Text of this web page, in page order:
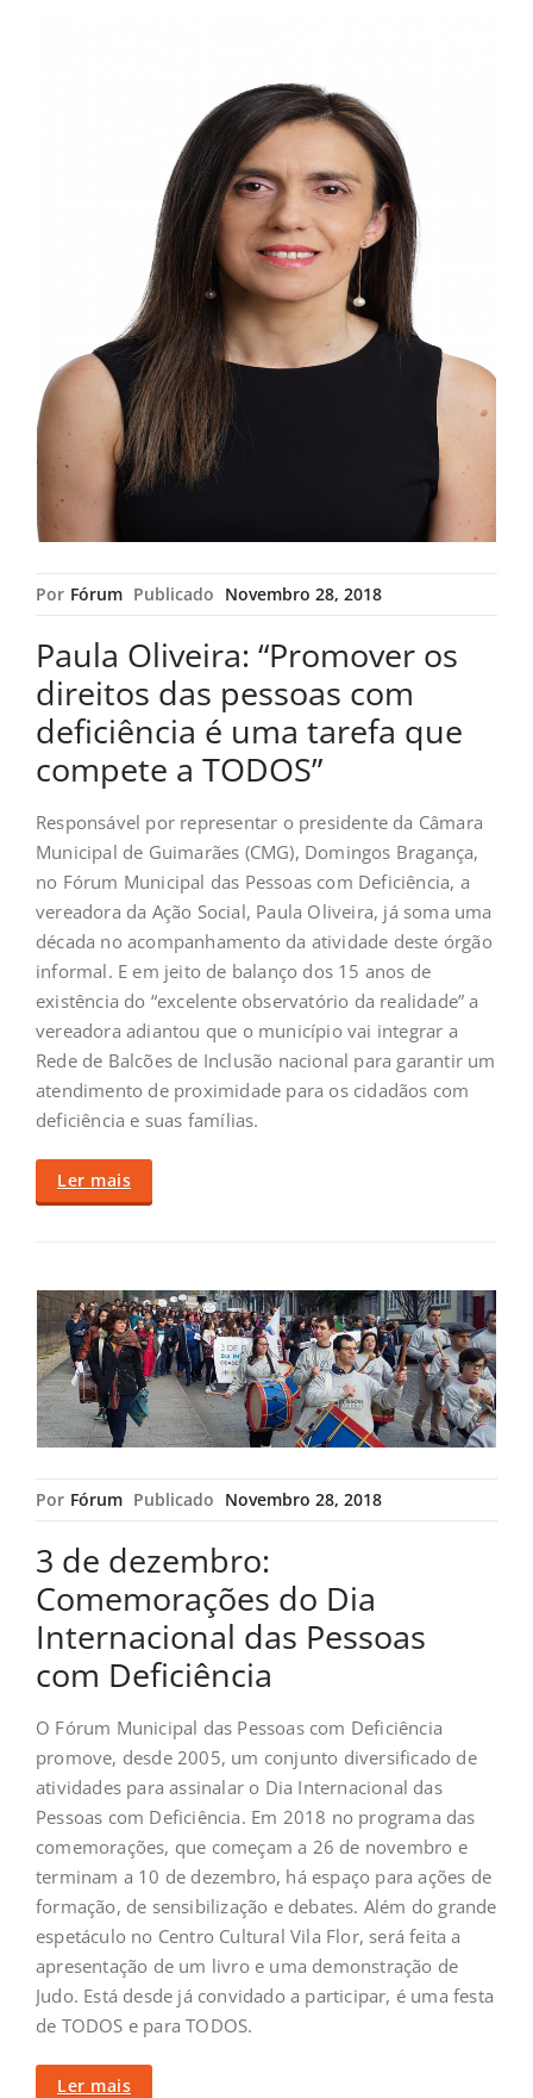
Por Fórum Publicado Novembro 28, 2018
Paula Oliveira: “Promover os
direitos das pessoas com
deficiência é uma tarefa que
compete a TODOS”
Responsável por representar o presidente da Câmara
Municipal de Guimarães (CMG), Domingos Bragança,
no Fórum Municipal das Pessoas com Deficiência, a
vereadora da Ação Social, Paula Oliveira, já soma uma
década no acompanhamento da atividade deste órgão
informal. E em jeito de balanço dos 15 anos de
existência do “excelente observatório da realidade” a
vereadora adiantou que o município vai integrar a
Rede de Balcões de Inclusão nacional para garantir um
atendimento de proximidade para os cidadãos com
deficiência e suas famílias.
Ler mais
Por Fórum Publicado Novembro 28, 2018
3 de dezembro:
Comemorações do Dia
Internacional das Pessoas
com Deficiência
O Fórum Municipal das Pessoas com Deficiência
promove, desde 2005, um conjunto diversificado de
atividades para assinalar o Dia Internacional das
Pessoas com Deficiência. Em 2018 no programa das
comemorações, que começam a 26 de novembro e
terminam a 10 de dezembro, há espaço para ações de
formação, de sensibilização e debates. Além do grande
espetáculo no Centro Cultural Vila Flor, será feita a
apresentação de um livro e uma demonstração de
Judo. Está desde já convidado a participar, é uma festa
de TODOS e para TODOS.
Ler mais